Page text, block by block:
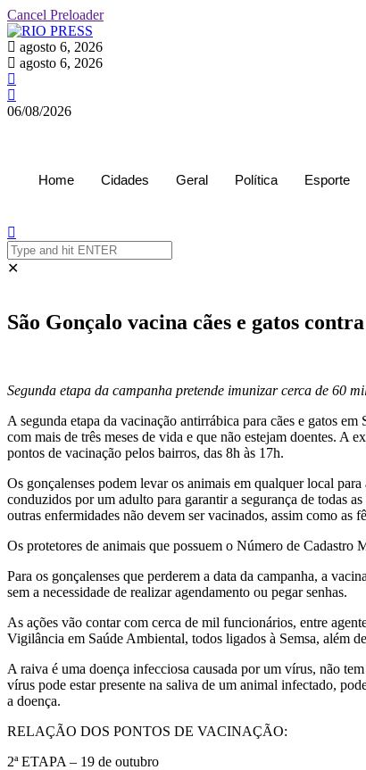
Cancel Preloader
agosto 6, 2026
agosto 6, 2026
06/08/2026
Home Cidades Geral Política Esporte
✕
São Gonçalo vacina cães e gatos
Segunda etapa da campanha pretende imunizar cerca de 60
A segunda etapa da vacinação antirrábica para cães e gatos
com mais de três meses de vida e que não estejam doentes. A
pontos de vacinação pelos bairros, das 8h às 17h.
Os gonçalenses podem levar os animais em qualquer local
conduzidos por um adulto para garantir a segurança de todas
outras enfermidades não devem ser vacinados, assim como as
Os protetores de animais que possuem o Número de
Para os gonçalenses que perderem a data da campanha, a
sem a necessidade de realizar agendamento ou pegar senhas.
As ações vão contar com cerca de mil funcionários, entre
Vigilância em Saúde Ambiental, todos ligados à Semsa, além
A raiva é uma doença infecciosa causada por um vírus, não
vírus pode estar presente na saliva de um animal infectado,
a doença.
RELAÇÃO DOS PONTOS DE VACINAÇÃO:
2ª ETAPA – 19 de outubro